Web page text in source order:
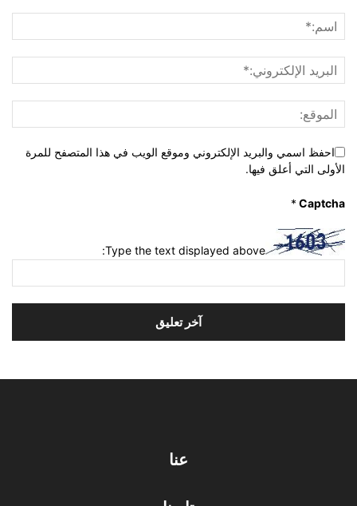
احفظ اسمي والبريد الإلكتروني وموقع الويب في هذا المتصفح للمرة
الأولى التي أعلق فيها.
Captcha
*
Type the text displayed above:
عنا